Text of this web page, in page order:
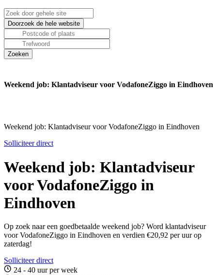
Weekend job: Klantadviseur voor VodafoneZiggo in Eindhoven
Weekend job: Klantadviseur voor VodafoneZiggo in Eindhoven
Solliciteer direct
Weekend job: Klantadviseur
voor VodafoneZiggo in
Eindhoven
Op zoek naar een goedbetaalde weekend job? Word klantadviseur
voor VodafoneZiggo in Eindhoven en verdien €20,92 per uur op
zaterdag!
Solliciteer direct
24 - 40 uur per week